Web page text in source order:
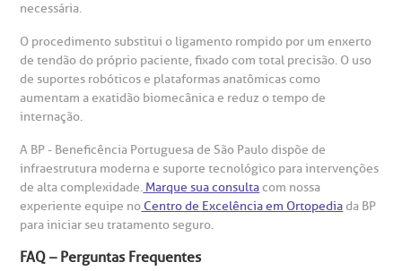
necessária.
O procedimento substitui o ligamento rompido por um enxerto
de tendão do próprio paciente, fixado com total precisão. O uso
de suportes robóticos e plataformas anatômicas como
aumentam a exatidão biomecânica e reduz o tempo de
internação.
A BP - Beneficência Portuguesa de São Paulo dispõe de
infraestrutura moderna e suporte tecnológico para intervenções
de alta complexidade. Marque sua consultacom nossa
experiente equipe noCentro de Excelência em Ortopediada BP
para iniciar seu tratamento seguro.
FAQ – Perguntas Frequentes